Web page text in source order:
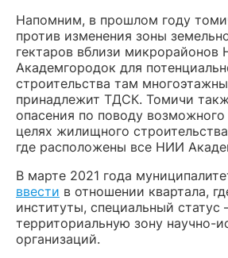
Напомним, в прошлом году
против изменения зоны
гектаров вблизи микрорайонов
Академгородок для
строительства там
принадлежит ТДСК. Томичи
опасения по поводу возможного
целях жилищного
где расположены все НИИ
В марте 2021 года
ввести в отношении квартала,
институты, специальный
территориальную зону научно-
организаций.